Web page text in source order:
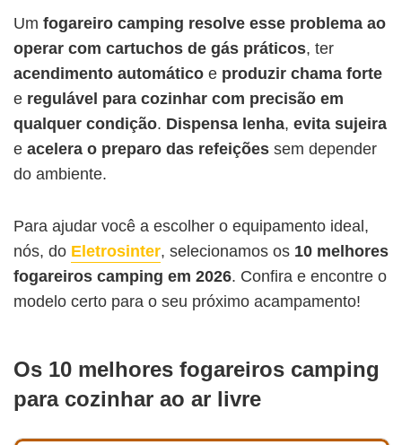
Um fogareiro camping resolve esse problema ao
operar com cartuchos de gás práticos, ter
acendimento automático e produzir chama forte
e regulável para cozinhar com precisão em
qualquer condição. Dispensa lenha, evita sujeira
e acelera o preparo das refeições sem depender
do ambiente.
Para ajudar você a escolher o equipamento ideal,
nós, do Eletrosinter, selecionamos os 10 melhores
fogareiros camping em 2026. Confira e encontre o
modelo certo para o seu próximo acampamento!
Os 10 melhores fogareiros camping
para cozinhar ao ar livre